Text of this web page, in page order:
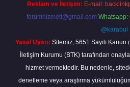
Reklam ve İletişim: E-mail:
forumhizmeti@gmail.com Whatsapp:
@karabul
Yasal Uyarı: Sitemiz, 5651 Sayılı
İletişim Kurumu (BTK) tarafından
hizmet vermektedir. Bu nedenle,
denetleme veya araştırma